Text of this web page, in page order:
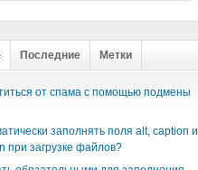
Последние Метки
от спама с помощью подмены
заполнять поля alt, caption и
при загрузке файлов?